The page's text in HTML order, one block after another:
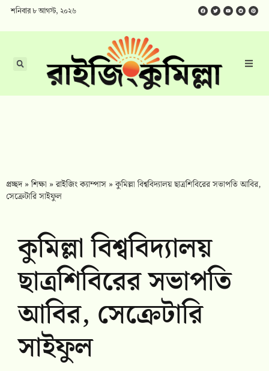
শনিবার ৮ আগস্ট, ২০২৬
প্রচ্ছদ»শিক্ষা »রাইজিং ক্যাম্পাস »কুমিল্লা বিশ্ববিদ্যালয় ছাত্রশিবিরের সভাপতি আবির,
সেক্রেটারি সাইফুল
কুমিল্লা বিশ্ববিদ্যালয়
ছাত্রশিবিরের সভাপতি
আবির, সেক্রেটারি
সাইফুল